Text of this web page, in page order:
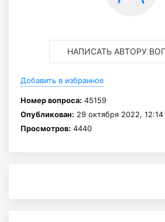
НАПИСАТЬ АВТОРУ
Добавить в избранное
Номер вопроса: 45159
Опубликован: 29 октября 2022, 12:14
Просмотров: 4440